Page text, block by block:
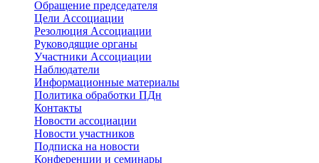
Обращение председателя
Цели Ассоциации
Резолюция Ассоциации
Руководящие органы
Участники Ассоциации
Наблюдатели
Информационные материалы
Политика обработки ПДн
Контакты
Новости ассоциации
Новости участников
Подписка на новости
Конференции и семинары